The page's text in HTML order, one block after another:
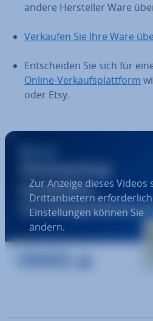
andere Her­stel­ler Ware
Verkaufen Sie Ihre Ware
Ent­schei­den Sie sich für
Online-Ver­kaufs­platt­form
oder Etsy.
Zur Anzeige dieses Videos
Drittanbietern
Einstellungen können Sie
ändern.